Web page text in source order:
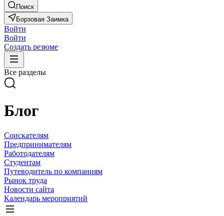
Поиск
Борзовая Заимка
Войти
Войти
Создать резюме
Все разделы
Блог
Соискателям
Предпринимателям
Работодателям
Студентам
Путеводитель по компаниям
Рынок труда
Новости сайта
Календарь мероприятий